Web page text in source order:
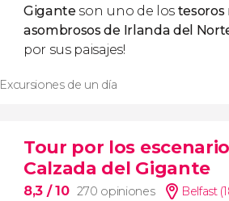
Gigante son uno de los tesoros
asombrosos de Irlanda del
por sus paisajes!
Excursiones de un día
Tour por los
Calzada del Gigante
8,3 / 10 270 opiniones Belfast